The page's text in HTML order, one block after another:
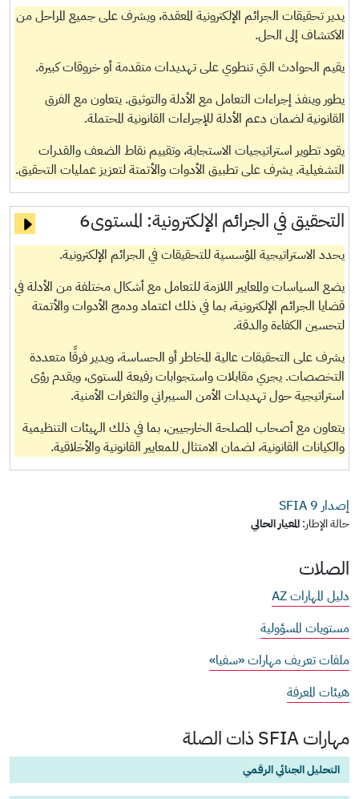
يدير تحقيقات الجرائم الإلكترونية المعقدة، ويشرف على جميع المراحل من
الاكتشاف إلى الحل.
يقيم الحوادث التي تنطوي على تهديدات متقدمة أو خروقات كبيرة.
يطور وينفذ إجراءات التعامل مع الأدلة والتوثيق. يتعاون مع الفرق
القانونية لضمان دعم الأدلة للإجراءات القانونية المحتملة.
يقود تطوير استراتيجيات الاستجابة، وتقييم نقاط الضعف والقدرات
التشغيلية. يشرف على تطبيق الأدوات والأتمتة لتعزيز عمليات التحقيق.
التحقيق في الجرائم الإلكترونية: المستوى6
يحدد الاستراتيجية المؤسسية للتحقيقات في الجرائم الإلكترونية.
يضع السياسات والمعايير اللازمة للتعامل مع أشكال مختلفة من الأدلة في
قضايا الجرائم الإلكترونية، بما في ذلك اعتماد ودمج الأدوات والأتمتة
لتحسين الكفاءة والدقة.
يشرف على التحقيقات عالية المخاطر أو الحساسة، ويدير فرقًا متعددة
التخصصات. يجري مقابلات واستجوابات رفيعة المستوى، ويقدم رؤى
استراتيجية حول تهديدات الأمن السيبراني والثغرات الأمنية.
يتعاون مع أصحاب المصلحة الخارجيين، بما في ذلك الهيئات التنظيمية
والكيانات القانونية، لضمان الامتثال للمعايير القانونية والأخلاقية.
إصدار SFIA 9
حالة الإطار:المعيار الحالي
الصلات
دليل المهارات AZ
مستويات المسؤولية
ملفات تعريف مهارات «سفيا»
هيئات المعرفة
مهارات SFIA ذات الصلة
التحليل الجنائي الرقمي